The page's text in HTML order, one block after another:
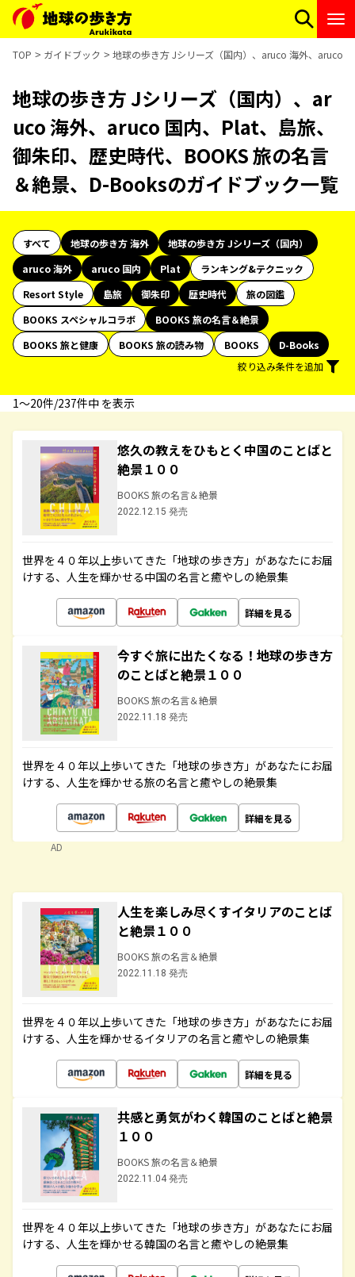
TOP ガイドブック 地球の歩き方 Jシリーズ（国内）、aruco 海外、aruco
地球の歩き方 Jシリーズ（国内）、ar
uco 海外、aruco 国内、Plat、島旅、
御朱印、歴史時代、BOOKS 旅の名言
＆絶景、D-Booksのガイドブック一覧
すべて 地球の歩き方 海外
地球の歩き方 Jシリーズ（国内）
aruco 海外
aruco 国内 Plat
ランキング&テクニック
Resort Style
島旅 御朱印 歴史時代
旅の図鑑
BOOKS スペシャルコラボ
BOOKS 旅の名言＆絶景
BOOKS 旅と健康
BOOKS 旅の読み物 BOOKS
D-Books
絞り込み条件を追加
1〜20件/237件中 を表示
悠久の教えをひもとく中国のことばと
絶景１００
BOOKS 旅の名言＆絶景
2022.12.15 発売
世界を４０年以上歩いてきた「地球の歩き方」があなたにお届
けする、人生を輝かせる中国の名言と癒やしの絶景集
詳細を見る
今すぐ旅に出たくなる！地球の歩き方
のことばと絶景１００
BOOKS 旅の名言＆絶景
2022.11.18 発売
世界を４０年以上歩いてきた「地球の歩き方」があなたにお届
けする、人生を輝かせる旅の名言と癒やしの絶景集
詳細を見る
AD
人生を楽しみ尽くすイタリアのことば
と絶景１００
BOOKS 旅の名言＆絶景
2022.11.18 発売
世界を４０年以上歩いてきた「地球の歩き方」があなたにお届
けする、人生を輝かせるイタリアの名言と癒やしの絶景集
詳細を見る
共感と勇気がわく韓国のことばと絶景
１００
BOOKS 旅の名言＆絶景
2022.11.04 発売
世界を４０年以上歩いてきた「地球の歩き方」があなたにお届
けする、人生を輝かせる韓国の名言と癒やしの絶景集